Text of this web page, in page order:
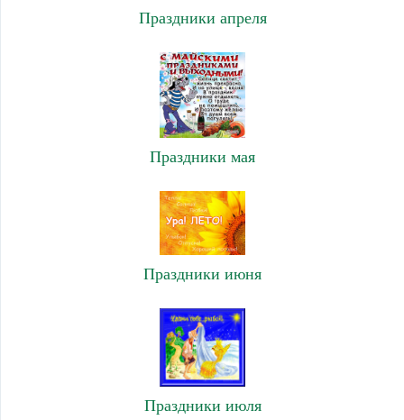
Праздники апреля
Праздники мая
Праздники июня
Праздники июля